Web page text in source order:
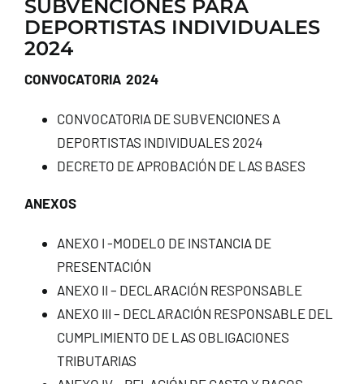
CONTACTO
SUBVENCIONES PARA
DEPORTISTAS INDIVIDUALES
2024
CONVOCATORIA 2024
CONVOCATORIA DE SUBVENCIONES A
DEPORTISTAS INDIVIDUALES 2024
DECRETO DE APROBACIÓN DE LAS BASES
ANEXOS
ANEXO I -MODELO DE INSTANCIA DE
PRESENTACIÓN
ANEXO II – DECLARACIÓN RESPONSABLE
ANEXO III – DECLARACIÓN RESPONSABLE DEL
CUMPLIMIENTO DE LAS OBLIGACIONES
TRIBUTARIAS